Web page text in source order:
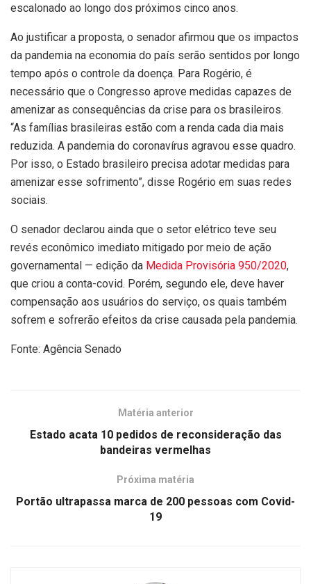
escalonado ao longo dos próximos cinco anos.
Ao justificar a proposta, o senador afirmou que os impactos
da pandemia na economia do país serão sentidos por longo
tempo após o controle da doença. Para Rogério, é
necessário que o Congresso aprove medidas capazes de
amenizar as consequências da crise para os brasileiros.
“As famílias brasileiras estão com a renda cada dia mais
reduzida. A pandemia do coronavírus agravou esse quadro.
Por isso, o Estado brasileiro precisa adotar medidas para
amenizar esse sofrimento”, disse Rogério em suas redes
sociais.
O senador declarou ainda que o setor elétrico teve seu
revés econômico imediato mitigado por meio de ação
governamental — edição da Medida Provisória 950/2020,
que criou a conta-covid. Porém, segundo ele, deve haver
compensação aos usuários do serviço, os quais também
sofrem e sofrerão efeitos da crise causada pela pandemia. ​
Fonte: Agência Senado
Matéria anterior
Estado acata 10 pedidos de reconsideração das
bandeiras vermelhas
Próxima matéria
Portão ultrapassa marca de 200 pessoas com Covid-
19